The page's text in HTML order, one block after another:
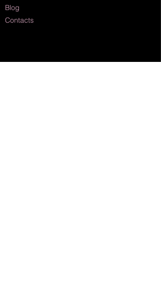
Blog
Contacts